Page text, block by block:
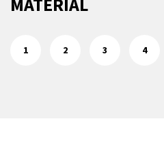
1 2 3 4